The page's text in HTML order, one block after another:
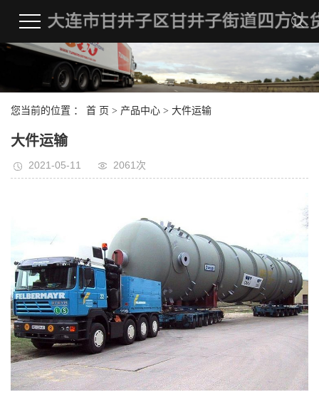
您当前的位置 ： 首 页 > 产品中心 > 大件运输
大件运输
2021-05-11 2061次